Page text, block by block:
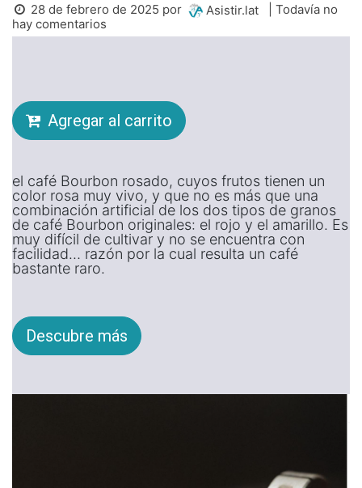
28 de febrero de 2025 por Asistir.lat
| Todavía no
hay comentarios
Agregar al carrito
el café Bourbon rosado, cuyos frutos tienen un
color rosa muy vivo, y que no es más que una
combinación artificial de los dos tipos de granos
de café Bourbon originales: el rojo y el amarillo. Es
muy difícil de cultivar y no se encuentra con
facilidad… razón por la cual resulta un café
bastante raro.
Descubre más